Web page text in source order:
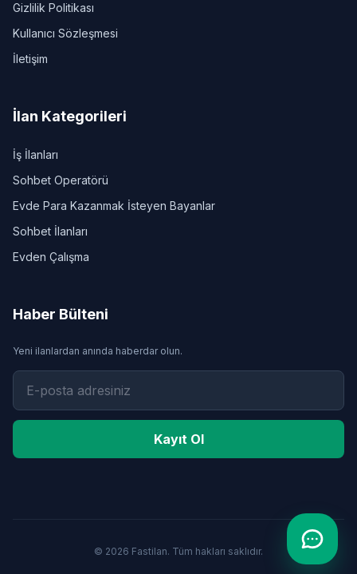
Gizlilik Politikası
Kullanıcı Sözleşmesi
İletişim
İlan Kategorileri
İş İlanları
Sohbet Operatörü
Evde Para Kazanmak İsteyen Bayanlar
Sohbet İlanları
Evden Çalışma
Haber Bülteni
Yeni ilanlardan anında haberdar olun.
Kayıt Ol
© 2026 Fastilan. Tüm hakları saklıdır.